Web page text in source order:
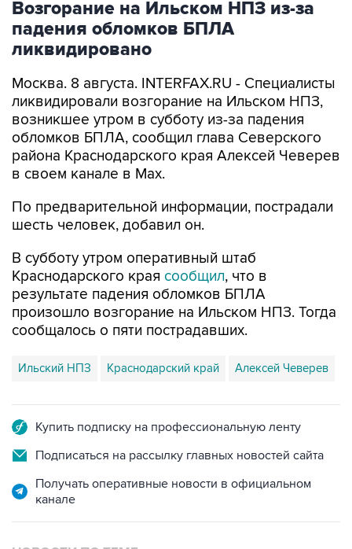
Возгорание на Ильском НПЗ из-за
падения обломков БПЛА
ликвидировано
Москва. 8 августа. INTERFAX.RU - Специалисты
ликвидировали возгорание на Ильском НПЗ,
возникшее утром в субботу из-за падения
обломков БПЛА, сообщил глава Северского
района Краснодарского края Алексей Чеверев
в своем канале в Max.
По предварительной информации, пострадали
шесть человек, добавил он.
В субботу утром оперативный штаб
Краснодарского края сообщил, что в
результате падения обломков БПЛА
произошло возгорание на Ильском НПЗ. Тогда
сообщалось о пяти пострадавших.
Ильский НПЗ Краснодарский край Алексей Чеверев
Купить подписку на профессиональную ленту
Подписаться на рассылку главных новостей сайта
Получать оперативные новости в официальном
канале